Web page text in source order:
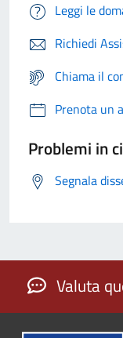
Leggi le
Richiedi
Chiama il
Prenota un
Problemi in
Segnala
Valuta